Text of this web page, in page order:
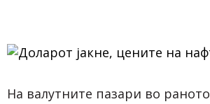
МОЗАИК
На валутните пазари во раното